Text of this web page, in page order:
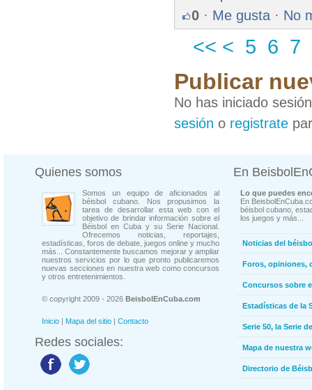
0 · Me gusta · No
<< < 5 6 7
Publicar
No has iniciado
sesión o registrate
Quienes somos
Somos un equipo de aficionados al
béisbol cubano. Nos propusimos la
tarea de desarrollar esta web con el
objetivo de brindar información sobre el
Béisbol en Cuba y su Serie Nacional.
Ofrecemos noticias, reportajes,
estadísticas, foros de debate, juegos online y mucho
más... Constantemente buscamos mejorar y ampliar
nuestros servicios por lo que pronto publicaremos
nuevas secciones en nuestra web como concursos
y otros entretenimientos.
© copyright 2009 - 2026 BeisbolEnCuba.com
Inicio | Mapa del sitio | Contacto
Redes sociales:
En
Lo que puedes
En
béisbol cubano,
los juegos y más...
Noticias del
Foros, opiniones,
Concursos sobre
Estadísticas de la
Serie 50, la Serie
Mapa de nuestra
Directorio de